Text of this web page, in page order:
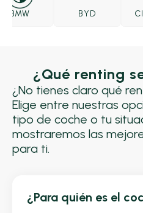
BYD
¿Qué renting
¿No tienes claro qué
Elige entre nuestras
tipo de coche o tu
mostraremos las
para ti.
¿Para quién es el